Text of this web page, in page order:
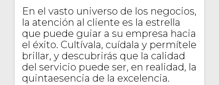
En el vasto universo de los negocios,
la atención al cliente es la estrella
que puede guiar a su empresa hacia
el éxito. Cultívala, cuídala y permítele
brillar, y descubrirás que la calidad
del servicio puede ser, en realidad, la
quintaesencia de la excelencia.